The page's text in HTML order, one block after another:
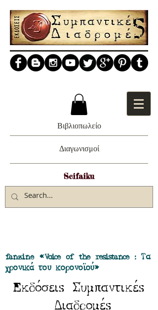
Βιβλιοπωλείο
Διαγωνισμοί
Scifaiku
fanzine «Voice of the resistance : Τα
χρονικά του κορονοϊού»
Eκδόσειs Συμπαντικέs
Διαδρομέs